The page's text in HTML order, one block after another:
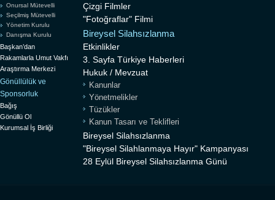
Onursal Mütevelli
Seçilmiş Mütevelli
Yönetim Kurulu
Danışma Kurulu
Başkan’dan
Rakamlarla Umut Vakfı
Araştırma Merkezi
Gönüllülük ve
Sponsorluk
Bağış
Gönüllü Ol
Kurumsal İş Birliği
Çizgi Filmler
"Fotoğraflar" Filmi
Bireysel Silahsızlanma
Etkinlikler
3. Sayfa Türkiye Haberleri
Hukuk / Mevzuat
Kanunlar
Yönetmelikler
Tüzükler
Kanun Tasarı ve Teklifleri
Bireysel Silahsızlanma
"Bireysel Silahlanmaya Hayır" Kampanyası
28 Eylül Bireysel Silahsızlanma Günü